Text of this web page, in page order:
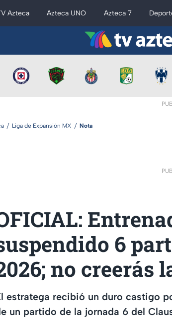
Azteca Azteca UNO Azteca 7
Liga de Expansión MX Nota
6
no creerás
estratega recibió un duro castigo
un partido de la jornada 6 del